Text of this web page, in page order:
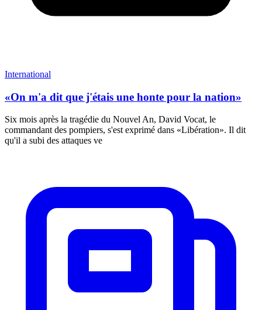
International
«On m'a dit que j'étais une honte pour la nation»
Six mois après la tragédie du Nouvel An, David Vocat, le
commandant des pompiers, s'est exprimé dans «Libération». Il dit
qu'il a subi des attaques ve